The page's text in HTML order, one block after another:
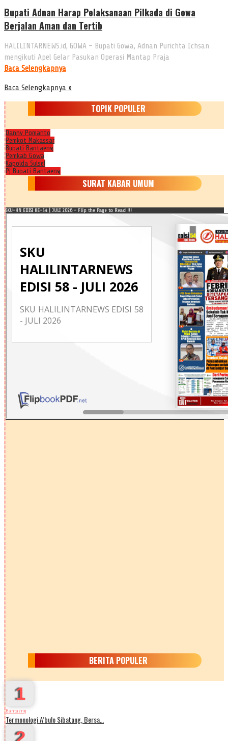
Bupati Adnan Harap Pelaksanaan Pilkada di Gowa
Berjalan Aman dan Tertib
HALILINTARNEWS.id, GOWA – Bupati Gowa, Adnan Purichta Ichsan
mengikuti Apel Gelar Pasukan Operasi Mantap Praja
Baca Selengkapnya
Baca Selengkapnya »
TOPIK POPULER
Danny Pomanto
Pemkot Makassar
Bupati Bantaeng
Pemkab Gowa
Kapolda Sulsel
Pj Bupati Bantaeng
SURAT KABAR UMUM
SKU-HN EDISI KE-54 | JULI 2026 - Flip the Page to Read !!!
BERITA POPULER
1
Bantaeng
Termonologi A’bulo Sibatang, Bersa…